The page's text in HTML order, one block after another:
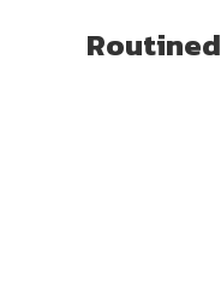
Routined